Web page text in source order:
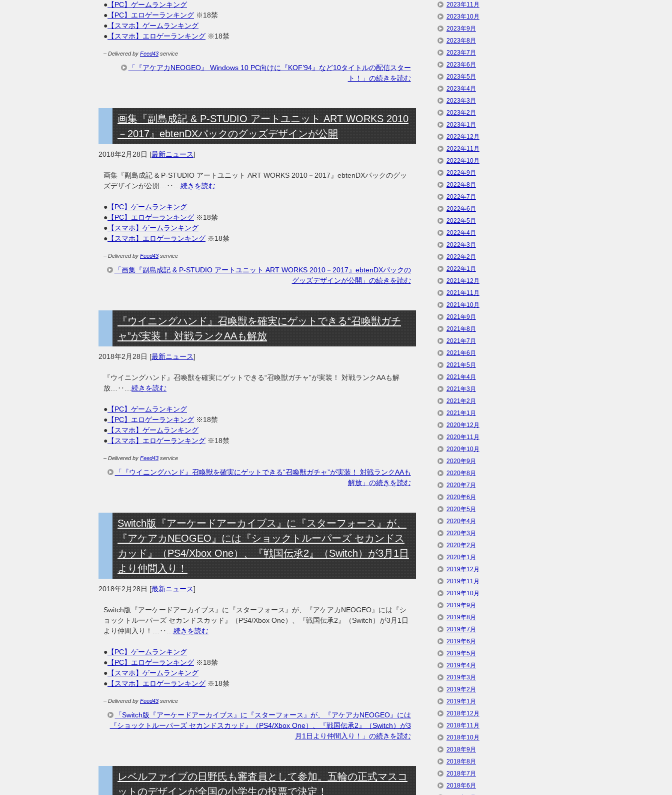
● 【PC】ゲームランキング
● 【PC】エロゲーランキング ※18禁
● 【スマホ】ゲームランキング
● 【スマホ】エロゲーランキング ※18禁
– Delivered by Feed43 service
「『アケアカNEOGEO』 Windows 10 PC向けに『KOF’94』など10タイトルの配信スター
ト！」の続きを読む
画集『副島成記 & P-STUDIO アートユニット ART WORKS 2010
－2017』ebtenDXパックのグッズデザインが公開
2018年2月28日 [最新ニュース]
画集『副島成記 & P-STUDIO アートユニット ART WORKS 2010－2017』ebtenDXパックのグッ
ズデザインが公開…‥… 続きを読む
● 【PC】ゲームランキング
● 【PC】エロゲーランキング ※18禁
● 【スマホ】ゲームランキング
● 【スマホ】エロゲーランキング ※18禁
– Delivered by Feed43 service
「画集『副島成記 & P-STUDIO アートユニット ART WORKS 2010－2017』ebtenDXパックの
グッズデザインが公開」の続きを読む
『ウイニングハンド』召喚獣を確実にゲットできる“召喚獣ガチ
ャ”が実装！ 対戦ランクAAも解放
2018年2月28日 [最新ニュース]
『ウイニングハンド』召喚獣を確実にゲットできる“召喚獣ガチャ”が実装！ 対戦ランクAAも解
放…‥… 続きを読む
● 【PC】ゲームランキング
● 【PC】エロゲーランキング ※18禁
● 【スマホ】ゲームランキング
● 【スマホ】エロゲーランキング ※18禁
– Delivered by Feed43 service
「『ウイニングハンド』召喚獣を確実にゲットできる“召喚獣ガチャ”が実装！ 対戦ランクAAも
解放」の続きを読む
Switch版『アーケードアーカイブス』に『スターフォース』が、
『アケアカNEOGEO』には『ショックトルーパーズ セカンドス
カッド』（PS4/Xbox One）、『戦国伝承2』（Switch）が3月1日
より仲間入り！
2018年2月28日 [最新ニュース]
Switch版『アーケードアーカイブス』に『スターフォース』が、『アケアカNEOGEO』には『シ
ョックトルーパーズ セカンドスカッド』（PS4/Xbox One）、『戦国伝承2』（Switch）が3月1日
より仲間入り！…‥… 続きを読む
● 【PC】ゲームランキング
● 【PC】エロゲーランキング ※18禁
● 【スマホ】ゲームランキング
● 【スマホ】エロゲーランキング ※18禁
– Delivered by Feed43 service
「Switch版『アーケードアーカイブス』に『スターフォース』が、『アケアカNEOGEO』には
『ショックトルーパーズ セカンドスカッド』（PS4/Xbox One）、『戦国伝承2』（Switch）が3
月1日より仲間入り！」の続きを読む
レベルファイブの日野氏も審査員として参加。五輪の正式マスコ
ットのデザインが全国の小学生の投票で決定！
2023年11月
2023年10月
2023年9月
2023年8月
2023年7月
2023年6月
2023年5月
2023年4月
2023年3月
2023年2月
2023年1月
2022年12月
2022年11月
2022年10月
2022年9月
2022年8月
2022年7月
2022年6月
2022年5月
2022年4月
2022年3月
2022年2月
2022年1月
2021年12月
2021年11月
2021年10月
2021年9月
2021年8月
2021年7月
2021年6月
2021年5月
2021年4月
2021年3月
2021年2月
2021年1月
2020年12月
2020年11月
2020年10月
2020年9月
2020年8月
2020年7月
2020年6月
2020年5月
2020年4月
2020年3月
2020年2月
2020年1月
2019年12月
2019年11月
2019年10月
2019年9月
2019年8月
2019年7月
2019年6月
2019年5月
2019年4月
2019年3月
2019年2月
2019年1月
2018年12月
2018年11月
2018年10月
2018年9月
2018年8月
2018年7月
2018年6月